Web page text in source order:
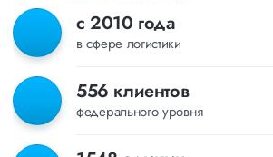
с 2010 года
в сфере логистики
556 клиентов
федерального уровня